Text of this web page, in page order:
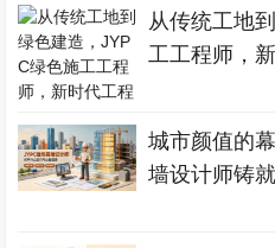
从传统工地
工工程师，
城市颜值的
墙设计师铸